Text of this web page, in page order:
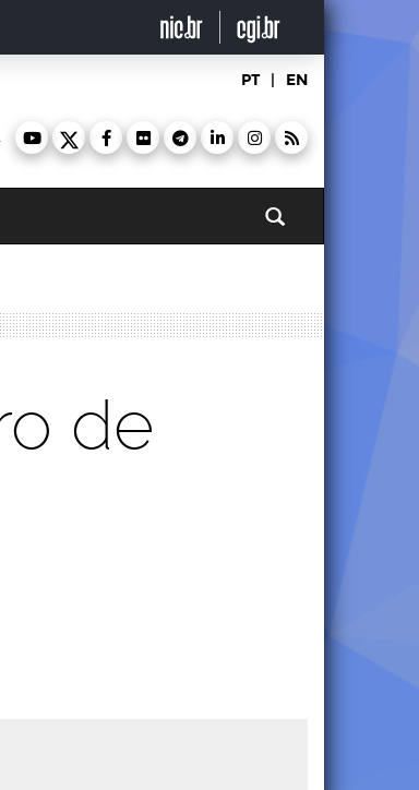
PT | EN
de